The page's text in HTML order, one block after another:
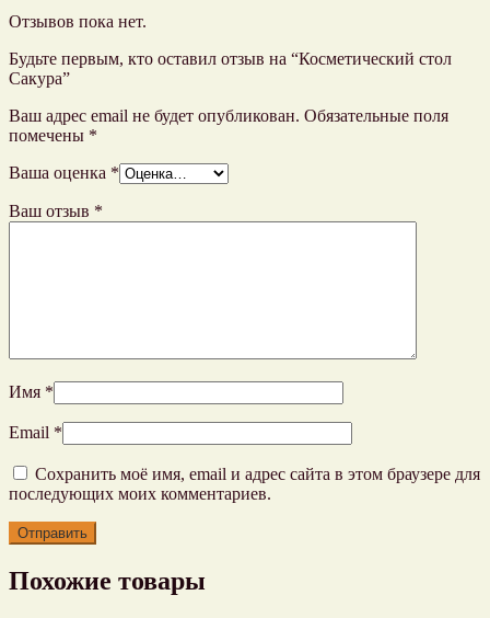
Отзывов пока нет.
Будьте первым, кто оставил отзыв на “Косметический стол
Сакура”
Ваш адрес email не будет опубликован. Обязательные поля
помечены *
Ваша оценка *
Ваш отзыв *
Имя *
Email *
Сохранить моё имя, email и адрес сайта в этом браузере для
последующих моих комментариев.
Похожие товары